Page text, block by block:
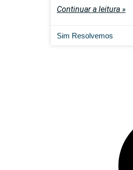
Continuar a leitura »
Sim Resolvemos